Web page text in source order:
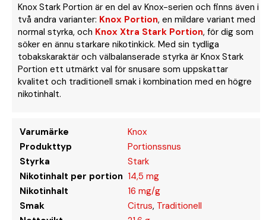
Knox Stark Portion är en del av Knox-serien och finns även i
två andra varianter: Knox Portion, en mildare variant med
normal styrka, och Knox Xtra Stark Portion, för dig som
söker en ännu starkare nikotinkick. Med sin tydliga
tobakskaraktär och välbalanserade styrka är Knox Stark
Portion ett utmärkt val för snusare som uppskattar
kvalitet och traditionell smak i kombination med en högre
nikotinhalt.
Varumärke
Knox
Produkttyp
Portionssnus
Styrka
Stark
Nikotinhalt per portion 14,5 mg
Nikotinhalt
16 mg/g
Smak
Citrus, Traditionell